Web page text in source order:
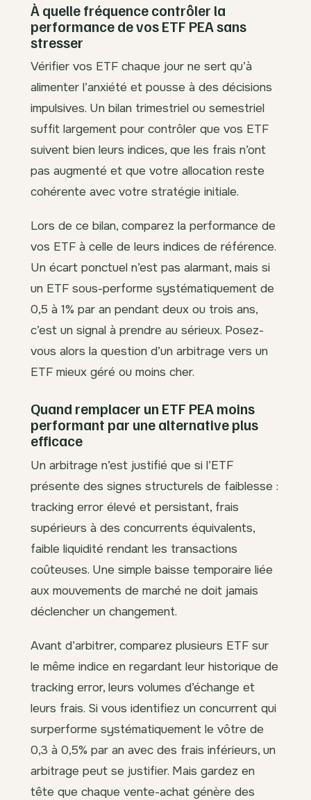
À quelle fréquence contrôler la
performance de vos ETF PEA sans
stresser
Vérifier vos ETF chaque jour ne sert qu’à
alimenter l’anxiété et pousse à des décisions
impulsives. Un bilan trimestriel ou semestriel
suffit largement pour contrôler que vos ETF
suivent bien leurs indices, que les frais n’ont
pas augmenté et que votre allocation reste
cohérente avec votre stratégie initiale.
Lors de ce bilan, comparez la performance de
vos ETF à celle de leurs indices de référence.
Un écart ponctuel n’est pas alarmant, mais si
un ETF sous-performe systématiquement de
0,5 à 1% par an pendant deux ou trois ans,
c’est un signal à prendre au sérieux. Posez-
vous alors la question d’un arbitrage vers un
ETF mieux géré ou moins cher.
Quand remplacer un ETF PEA moins
performant par une alternative plus
efficace
Un arbitrage n’est justifié que si l’ETF
présente des signes structurels de faiblesse :
tracking error élevé et persistant, frais
supérieurs à des concurrents équivalents,
faible liquidité rendant les transactions
coûteuses. Une simple baisse temporaire liée
aux mouvements de marché ne doit jamais
déclencher un changement.
Avant d’arbitrer, comparez plusieurs ETF sur
le même indice en regardant leur historique de
tracking error, leurs volumes d’échange et
leurs frais. Si vous identifiez un concurrent qui
surperforme systématiquement le vôtre de
0,3 à 0,5% par an avec des frais inférieurs, un
arbitrage peut se justifier. Mais gardez en
tête que chaque vente-achat génère des